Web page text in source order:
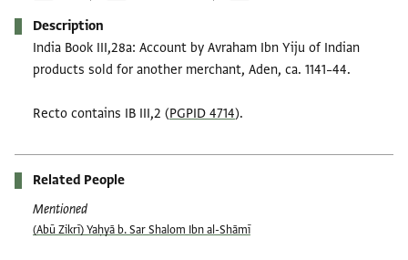
Description
India Book III,28a: Account by Avraham Ibn Yiju of Indian
products sold for another merchant, Aden, ca. 1141–44.
Recto contains IB III,2 (PGPID 4714).
Related People
Mentioned
(Abū Zikrī) Yaḥyā b. Sar Shalom Ibn al-Shāmī